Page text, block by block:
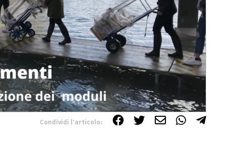
Condividi l'articolo: